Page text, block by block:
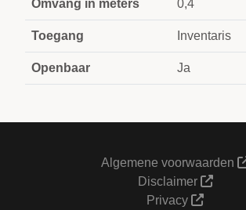
Omvang in meters 0,4
Toegang Inventaris
Openbaar Ja
Algemene voorwaarden
Disclaimer
Privacy